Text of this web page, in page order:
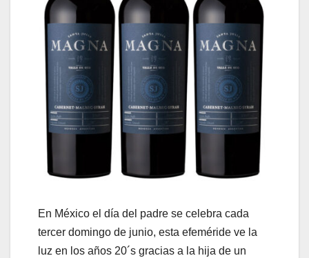
En México el día del padre se celebra cada
tercer domingo de junio, esta efeméride ve la
luz en los años 20´s gracias a la hija de un